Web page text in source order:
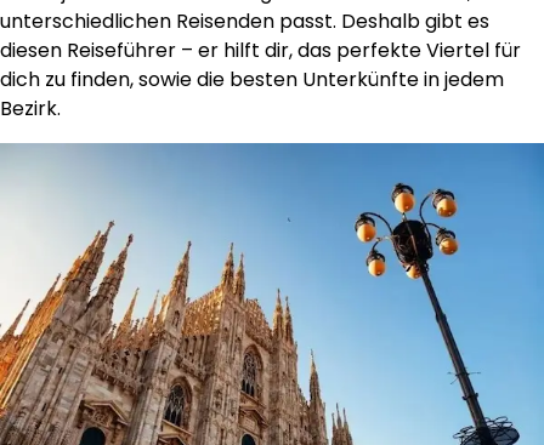
unterschiedlichen Reisenden passt. Deshalb gibt es
diesen Reiseführer – er hilft dir, das perfekte Viertel für
dich zu finden, sowie die besten Unterkünfte in jedem
Bezirk.